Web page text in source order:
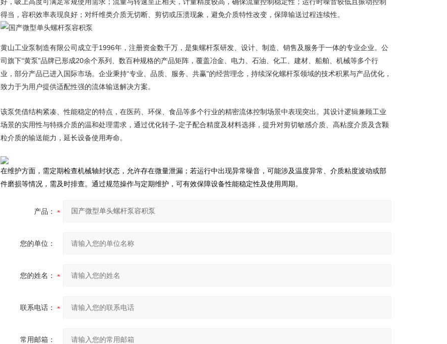
得当，容积效率表现良好；对纤维类介质无切断、剪切或压溃现象，避免介质特性改变，保障输送过程连续性。
黄山工业泵制造有限公司成立于1996年，注册资金数千万，是集螺杆泵研发、设计、制造、销售及服务于一体的专业企业。公
司旗下“黄泵"品牌已形成20余个系列、数百种规格的产品矩阵，覆盖冶金、电力、石油、化工、建材、船舶、机械等多个行
业，部分产品已进入国际市场。企业秉持“专业、品质、服务、共赢"的经营理念，持续深化螺杆泵领域的技术积累与产品优化，
致力于为用户提供适配性强的流体输送解决方案。
该泵凭借结构紧凑、性能稳定的特点，在医药、环保、食品等多个行业的精密流体控制场景中表现突出。其设计逻辑兼顾工业
场景的实用性与特殊介质的温和处理需求，通过优化转子-定子配合精度及材料选择，提升对剪切敏感介质、高粘度介质及含颗
粒介质的输送能力，延长设备使用寿命。
在维护方面，需定期检查机械轴封状态，允许存在微量泄漏；若运行中出现异常噪音，可能涉及温度异常、介质粘度波动或部
件磨损等情况，需及时排查。通过规范操作与定期维护，可有效保障设备性能稳定性及使用周期。
产品：
您的单位：
您的姓名：
联系电话：
常用邮箱：